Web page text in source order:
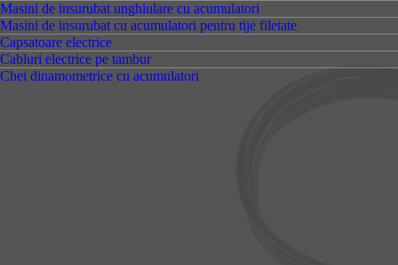
Masini de insurubat unghiulare cu acumulatori
Masini de insurubat cu acumulatori pentru tije filetate
Capsatoare electrice
Cabluri electrice pe tambur
Chei dinamometrice cu acumulatori